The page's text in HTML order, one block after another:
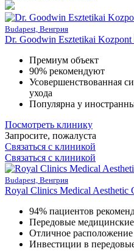
Budapest, Венгрия
Dr. Goodwin Esztetikai Kozpont
Премиум объект
90% рекомендуют
Усовершенствованная
ухода
Популярна у
Посмотреть клинику
Запросите, пожалуста
Связаться с клиникой
Связаться с клиникой
Budapest, Венгрия
Royal Clinics Medical Aesthetic
94% пациентов
Передовые
Отличное расположение
Инвестиции в